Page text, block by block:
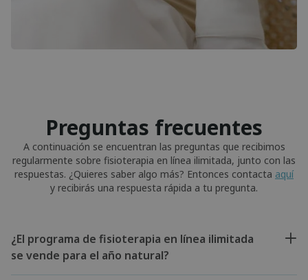
Preguntas frecuentes
A continuación se encuentran las preguntas que recibimos
regularmente sobre fisioterapia en línea ilimitada, junto con las
respuestas. ¿Quieres saber algo más? Entonces contacta aquí
y recibirás una respuesta rápida a tu pregunta.
¿El programa de fisioterapia en línea ilimitada
se vende para el año natural?